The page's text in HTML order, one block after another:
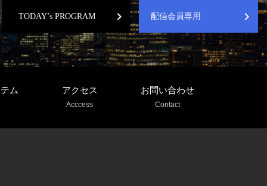
TODAY’s PROGRAM chevron_right 配信会員専用 chevron_right
ム アクセス
Acccess
お問い合わせ
Contact